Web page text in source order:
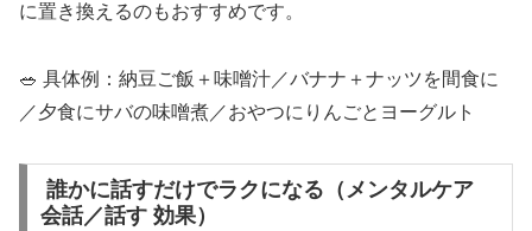
に置き換えるのもおすすめです。
🥗 具体例：納豆ご飯＋味噌汁／バナナ＋ナッツを間食に
／夕食にサバの味噌煮／おやつにりんごとヨーグルト
誰かに話すだけでラクになる（メンタルケア
会話／話す 効果）